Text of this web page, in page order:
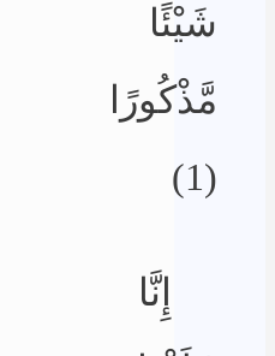
شَيْئًا
مَّذْكُورًا
(1)
إِنَّا